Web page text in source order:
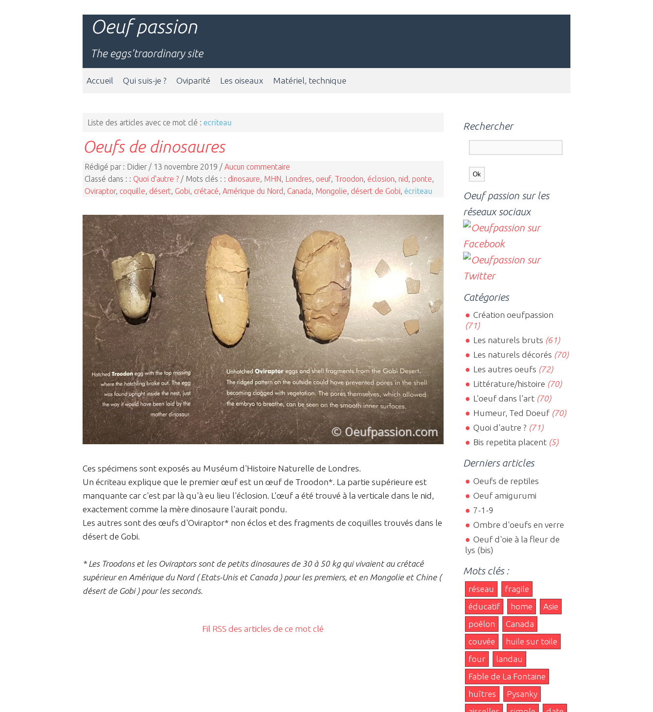
Oeuf passion
The eggs'traordinary site
Accueil Qui suis-je ? Oviparité Les oiseaux Matériel, technique
Liste des articles avec ce mot clé : ecriteau
Oeufs de dinosaures
Rédigé par : Didier / 13 novembre 2019 / Aucun commentaire
Classé dans : : Quoi d'autre ? / Mots clés : : dinosaure MHN Londres oeuf, Troodon éclosion nid ponte
Oviraptor, coquille désert Gobi crétacé Amérique du Nord Canada Mongolie désert de Gobi écriteau
Ces spécimens sont exposés au Muséum d'Histoire Naturelle de Londres.
Un écriteau explique que le premier œuf est un œuf de Troodon*. La partie supérieure est
manquante car c'est par là qu'à eu lieu l'éclosion. L’œuf a été trouvé à la verticale dans le nid,
exactement comme la mère dinosaure l'aurait pondu.
Les autres sont des œufs d'Oviraptor* non éclos et des fragments de coquilles trouvés dans le
désert de Gobi.
* Les Troodons et les Oviraptors sont de petits dinosaures de 30 à 50 kg qui vivaient au crétacé
supérieur en Amérique du Nord ( Etats-Unis et Canada ) pour les premiers, et en Mongolie et Chine (
désert de Gobi ) pour les seconds.
Fil RSS des articles de ce mot clé
Rechercher
Oeuf passion sur les
réseaux sociaux
Catégories
Création oeufpassion
(71)
Les naturels bruts (61)
Les naturels décorés (70)
Les autres oeufs (72)
Littérature/histoire (70)
L'oeuf dans l'art(70)
Humeur, Ted Doeuf(70)
Quoi d'autre ? (71)
Bis repetita placent(5)
Derniers articles
Oeufs de reptiles
Oeuf amigurumi
7-1-9
Ombre d'oeufs en verre
Oeuf d'oie à la fleur de
lys (bis)
Mots clés :
réseau
fragile
éducatif
home
Asie
poêlon
Canada
couvée
huile sur toile
four
landau
Fable de La Fontaine
huîtres
Pysanky